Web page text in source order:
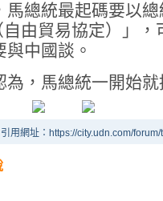
馬總統最起碼要以
自由貿易協定）」
與中國談。
為，馬總統一開始
引用網址：https://city.udn.com/